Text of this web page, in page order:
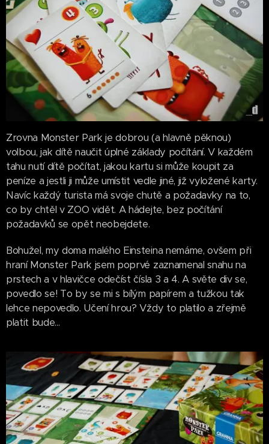
Zrovna Monster Park je dobrou (a hlavně pěknou)
volbou, jak dítě naučit úplné základy počítání. V každém
tahu nutí dítě počítat, jakou kartu si může koupit za
peníze a jestli ji může umístit vedle jiné, již vyložené karty.
Navíc každý turista má svoje chutě a požadavky na to,
co by chtěl v ZOO vidět. A hádejte, bez počítání
požadavků se opět neobejdete.
Bohužel, my doma malého Einsteina nemáme, ovšem při
hraní Monster Park jsem poprvé zaznamenal snahu na
prstech a v hlavičce odečíst čísla 3 a 4. A světe div se,
povedlo se! To by se mi s bílým papírem a tužkou tak
lehce nepovedlo. Učení hrou? Vždy to platilo a zřejmě
platit bude...